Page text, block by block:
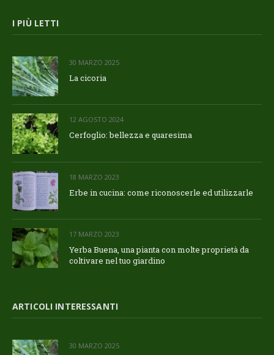
I PIÙ LETTI
30 MARZO 2025
La cicoria
12 AGOSTO 2024
Cerfoglio: bellezza e quaresima
18 MARZO 2023
Erbe in cucina: come riconoscerle ed utilizzarle
17 MARZO 2023
Yerba Buena, una pianta con molte proprietà da
coltivare nel tuo giardino
ARTICOLI INTERESSANTI
30 MARZO 2025